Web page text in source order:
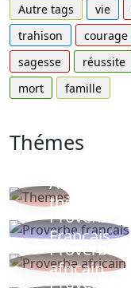
Autre tags vie
trahison
courage
sagesse
réussite
mort
famille
Thémes
Autres
thèmes
Proverbe
Français
Proverbe
africain
Proverbe